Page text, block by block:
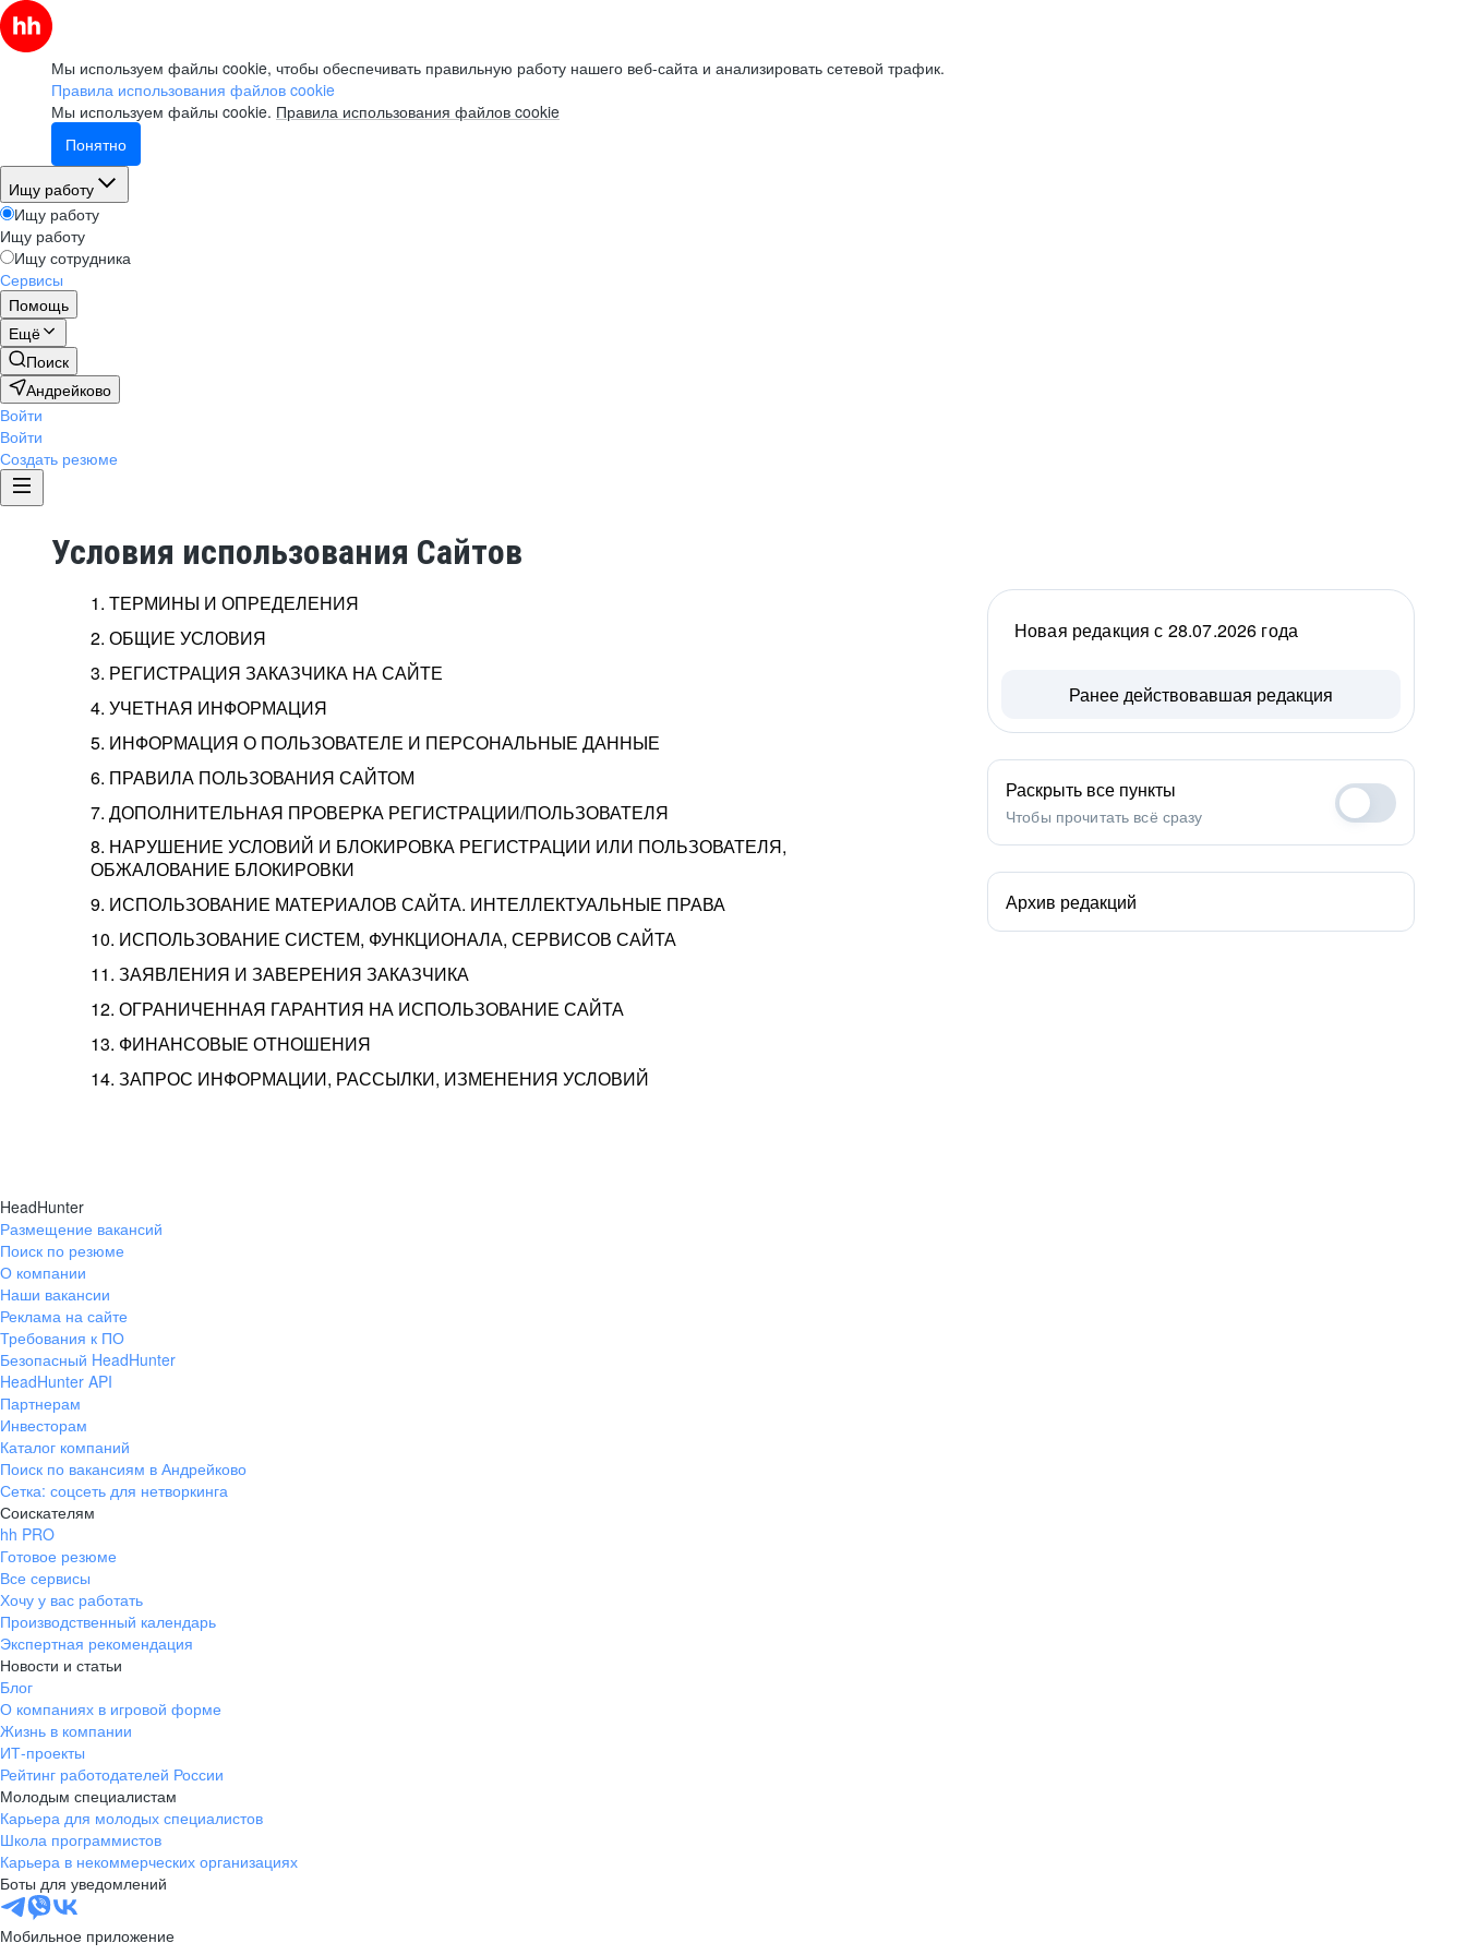
Мы используем файлы cookie, чтобы обеспечивать правильную работу нашего веб-сайта и анализировать сетевой трафик.
Правила использования файлов cookie
Мы используем файлы cookie. Правила использования файлов cookie
Понятно
Ищу работу
Ищу работу
Ищу работу
Ищу сотрудника
Сервисы
Помощь
Ещё
Поиск
Андрейково
Войти
Войти
Создать резюме
Условия использования Сайтов
1. ТЕРМИНЫ И ОПРЕДЕЛЕНИЯ
2. ОБЩИЕ УСЛОВИЯ
3. РЕГИСТРАЦИЯ ЗАКАЗЧИКА НА САЙТЕ
4. УЧЕТНАЯ ИНФОРМАЦИЯ
5. ИНФОРМАЦИЯ О ПОЛЬЗОВАТЕЛЕ И ПЕРСОНАЛЬНЫЕ ДАННЫЕ
6. ПРАВИЛА ПОЛЬЗОВАНИЯ САЙТОМ
7. ДОПОЛНИТЕЛЬНАЯ ПРОВЕРКА РЕГИСТРАЦИИ/ПОЛЬЗОВАТЕЛЯ
8. НАРУШЕНИЕ УСЛОВИЙ И БЛОКИРОВКА РЕГИСТРАЦИИ ИЛИ ПОЛЬЗОВАТЕЛЯ,
ОБЖАЛОВАНИЕ БЛОКИРОВКИ
9. ИСПОЛЬЗОВАНИЕ МАТЕРИАЛОВ САЙТА. ИНТЕЛЛЕКТУАЛЬНЫЕ ПРАВА
10. ИСПОЛЬЗОВАНИЕ СИСТЕМ, ФУНКЦИОНАЛА, СЕРВИСОВ САЙТА
11. ЗАЯВЛЕНИЯ И ЗАВЕРЕНИЯ ЗАКАЗЧИКА
12. ОГРАНИЧЕННАЯ ГАРАНТИЯ НА ИСПОЛЬЗОВАНИЕ САЙТА
13. ФИНАНСОВЫЕ ОТНОШЕНИЯ
14. ЗАПРОС ИНФОРМАЦИИ, РАССЫЛКИ, ИЗМЕНЕНИЯ УСЛОВИЙ
Новая редакция с 28.07.2026 года
Ранее действовавшая редакция
Раскрыть все пункты
Чтобы прочитать всё сразу
Архив редакций
HeadHunter
Размещение вакансий
Поиск по резюме
О компании
Наши вакансии
Реклама на сайте
Требования к ПО
Безопасный HeadHunter
HeadHunter API
Партнерам
Инвесторам
Каталог компаний
Поиск по вакансиям в Андрейково
Сетка: соцсеть для нетворкинга
Соискателям
hh PRO
Готовое резюме
Все сервисы
Хочу у вас работать
Производственный календарь
Экспертная рекомендация
Новости и статьи
Блог
О компаниях в игровой форме
Жизнь в компании
ИТ-проекты
Рейтинг работодателей России
Молодым специалистам
Карьера для молодых специалистов
Школа программистов
Карьера в некоммерческих организациях
Боты для уведомлений
Мобильное приложение